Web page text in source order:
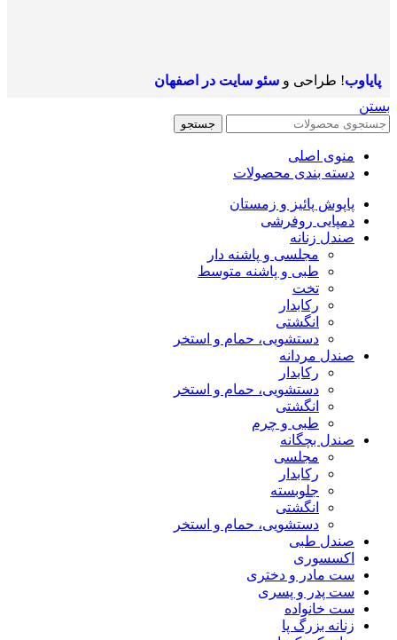
پایاوب! طراحی و سئو سایت در اصفهان
بستن
جستجو
منوی اصلی
دسته بندی محصولات
پاپوش پائیز و زمستان
دمپایی روفرشی
صندل زنانه
مجلسی و پاشنه دار
طبی و پاشنه متوسط
تخت
رکابدار
انگشتی
دستشویی، حمام و استخر
صندل مردانه
رکابدار
دستشویی، حمام و استخر
انگشتی
طبی و چرم
صندل بچگانه
مجلسی
رکابدار
جلوبسته
انگشتی
دستشویی، حمام و استخر
صندل طبی
اکسسوری
ست مادر و دختری
ست پدر و پسری
ست خانواده
زنانه بزرگ پا